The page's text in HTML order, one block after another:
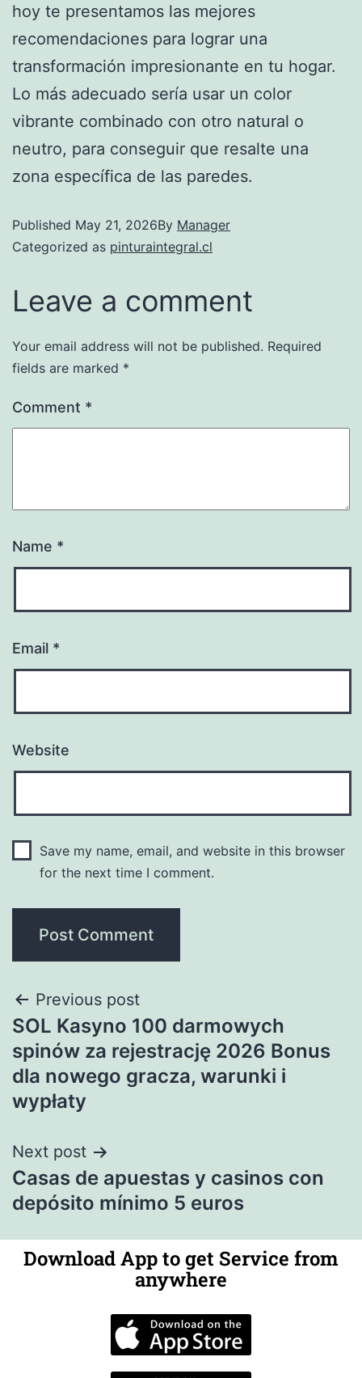
hoy te presentamos las mejores
recomendaciones para lograr una
transformación impresionante en tu hogar.
Lo más adecuado sería usar un color
vibrante combinado con otro natural o
neutro, para conseguir que resalte una
zona específica de las paredes.
Published May 21, 2026By Manager
Categorized as pinturaintegral.cl
Leave a comment
Your email address will not be published. Required
fields are marked *
Comment *
Name *
Email *
Website
Save my name, email, and website in this browser
for the next time I comment.
Previous post
SOL Kasyno 100 darmowych
spinów za rejestrację 2026 Bonus
dla nowego gracza, warunki i
wypłaty
Next post
Casas de apuestas y casinos con
depósito mínimo 5 euros
Download App to get Service from
anywhere